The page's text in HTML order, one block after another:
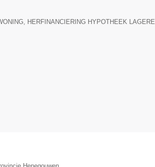
HERFINANCIERING HYPOTHEEK LAGERE